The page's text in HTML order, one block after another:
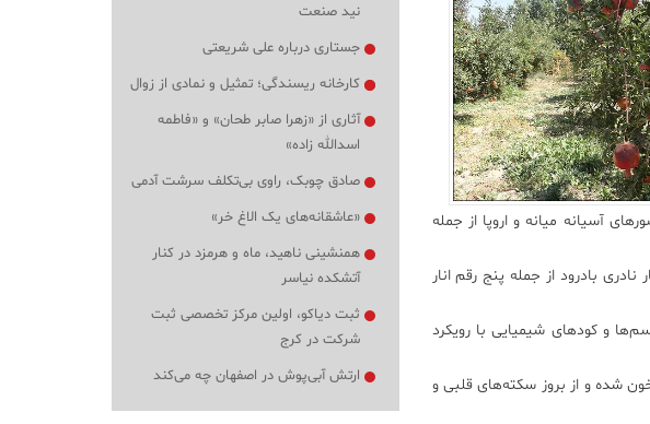
آسیانه میانه و اروپا از جمله
بادرود از جمله پنج رقم انار
و کودهای شیمیایی با رویکرد
شده و از بروز سکته‌های قلبی و
نید صنعت
جستاری درباره علی شریعتی
کارخانه ریسندگی؛ تمثیل و نمادی از زوال
آثاری از «زهرا صابر طحان» و «فاطمه
اسدالله زاده»
صادق چوبک، راوی بی‌تکلف سرشت آدمی
«عاشقانه‌های یک الاغ خر»
همنشینی ناهید، ماه و هرمزد در کنار
آتشکده نیاسر
ثبت دیاکو، اولین مرکز تخصصی ثبت
شرکت در کرج
ارتش آبی‌پوش در اصفهان چه می‌کند